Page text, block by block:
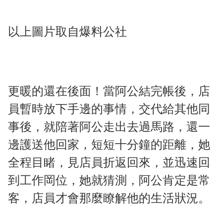
以上圖片取自爆料公社
更暖的還在後面！當阿公結完帳後，店
員暫時放下手邊的事情，交代給其他同
事後，就陪著阿公走出去過馬路，還一
邊護送他回家，短短十分鐘的距離，她
全程目睹，見店員折返回來，並迅速回
到工作岡位，她就猜測，阿公肯定是常
客，店員才會那麼瞭解他的生活狀況。